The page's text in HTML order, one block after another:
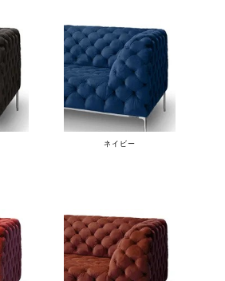
ネイビー